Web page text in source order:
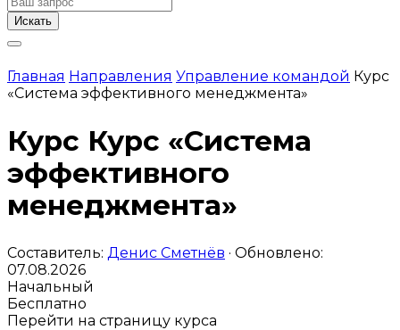
Искать
Главная Направления Управление командой Курс
«Система эффективного менеджмента»
Курс Курс «Система
эффективного
менеджмента»
Составитель: Денис Сметнёв · Обновлено:
07.08.2026
Начальный
Бесплатно
Перейти на страницу курса